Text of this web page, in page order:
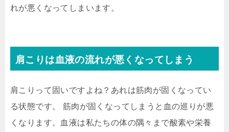
れが悪くなってしまいます。
肩こりは血液の流れが悪くなってしまう
肩こりって固いですよね？あれは筋肉が固くなってい
る状態です。 筋肉が固くなってしまうと血の巡りが悪
くなります。血液は私たちの体の隅々まで酸素や栄養